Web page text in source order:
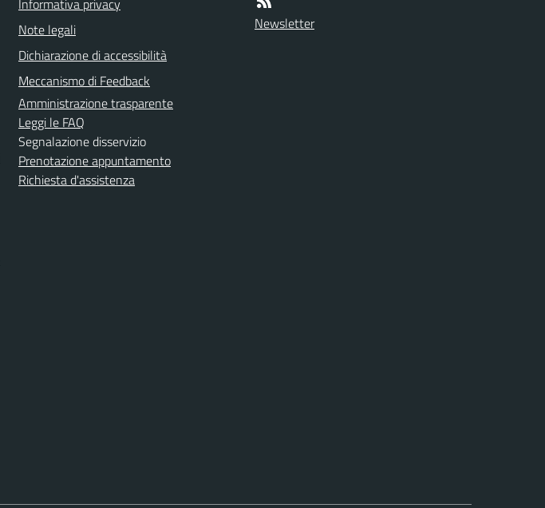
Informativa privacy
Note legali
Dichiarazione di accessibilità
Meccanismo di Feedback
Amministrazione trasparente
Leggi le FAQ
Segnalazione disservizio
Prenotazione appuntamento
Richiesta d'assistenza
Newsletter